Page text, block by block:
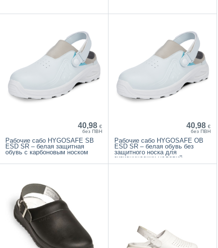
40,98 €
без ПВН
Рабочие сабо HYGOSAFE SB
ESD SR – белая защитная
обувь с карбоновым носком
40,98 €
без ПВН
Рабочие сабо HYGOSAFE OB
ESD SR – белая обувь без
защитного носка для
гигиенических условий